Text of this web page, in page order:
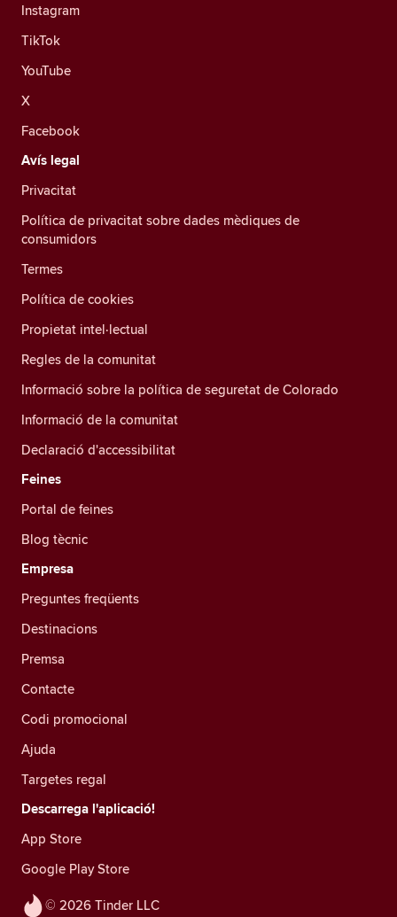
© 2026 Tinder LLC
Instagram
TikTok
YouTube
X
Facebook
Avís legal
Privacitat
Política de privacitat sobre dades mèdiques de
consumidors
Termes
Política de cookies
Propietat intel·lectual
Regles de la comunitat
Informació sobre la política de seguretat de Colorado
Informació de la comunitat
Declaració d'accessibilitat
Feines
Portal de feines
Blog tècnic
Empresa
Preguntes freqüents
Destinacions
Premsa
Contacte
Codi promocional
Ajuda
Targetes regal
Descarrega l'aplicació!
App Store
Google Play Store